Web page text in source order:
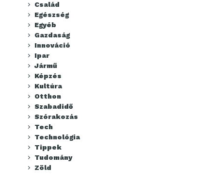
Család
Egészség
Egyéb
Gazdaság
Innováció
Ipar
Jármű
Képzés
Kultúra
Otthon
Szabadidő
Szórakozás
Tech
Technológia
Tippek
Tudomány
Zöld